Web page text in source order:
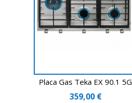
Placa Gas Teka EX 90.1 5G
359,00 €